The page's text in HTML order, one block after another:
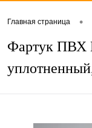
Главная страница •
Фартук